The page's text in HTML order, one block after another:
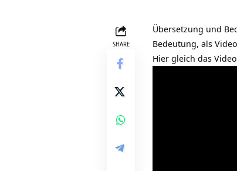
SHARE
Übersetzung und
Bedeutung, als
Hier gleich das